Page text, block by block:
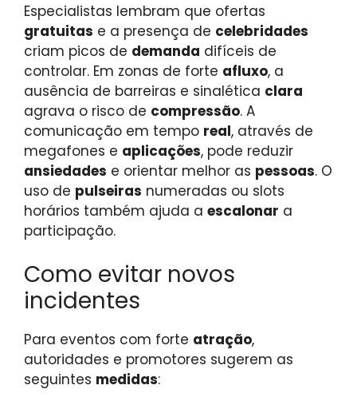
Especialistas lembram que ofertas
gratuitas e a presença de celebridades
criam picos de demanda difíceis de
controlar. Em zonas de forte afluxo, a
ausência de barreiras e sinalética clara
agrava o risco de compressão. A
comunicação em tempo real, através de
megafones e aplicações, pode reduzir
ansiedades e orientar melhor as pessoas. O
uso de pulseiras numeradas ou slots
horários também ajuda a escalonar a
participação.
Como evitar novos
incidentes
Para eventos com forte atração,
autoridades e promotores sugerem as
seguintes medidas: